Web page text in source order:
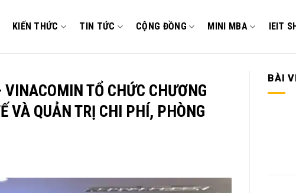
KIẾN THỨC TIN TỨC CỘNG ĐỒNG MINI MBA IEIT
TỔ CHỨC CHƯƠNG
VÀ QUẢN TRỊ CHI PHÍ, PHÒNG
BÀI